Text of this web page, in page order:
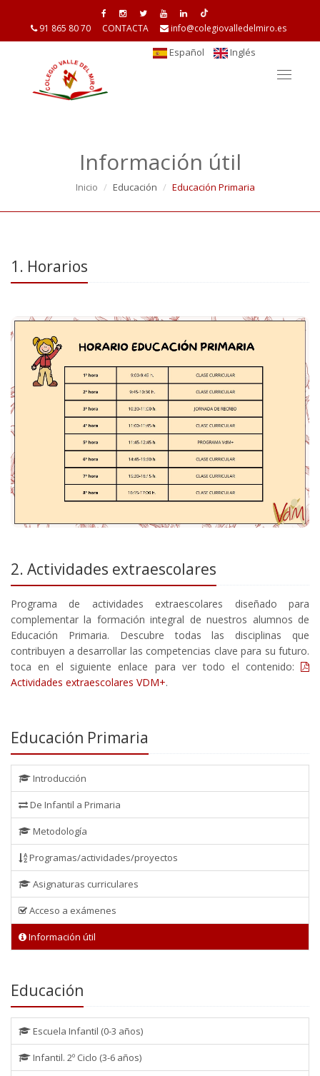
91 865 80 70 CONTACTA info@colegiovalledelmiro.es
Toggle
Español Inglés
Información útil
Inicio Educación Educación Primaria
1. Horarios
2. Actividades extraescolares
Programa de actividades extraescolares diseñado para
complementar la formación integral de nuestros alumnos de
Educación Primaria. Descubre todas las disciplinas que
contribuyen a desarrollar las competencias clave para su futuro.
toca en el siguiente enlace para ver todo el contenido:
Actividades extraescolares VDM+.
Educación Primaria
Introducción
De Infantil a Primaria
Metodología
Programas/actividades/proyectos
Asignaturas curriculares
Acceso a exámenes
Información útil
Educación
Escuela Infantil (0-3 años)
Infantil. 2º Ciclo (3-6 años)